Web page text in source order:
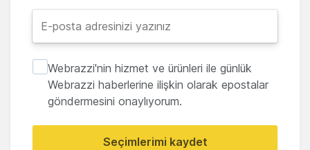
Webrazzi'nin hizmet ve ürünleri ile günlük
Webrazzi haberlerine ilişkin olarak epostalar
göndermesini onaylıyorum.
Seçimlerimi kaydet